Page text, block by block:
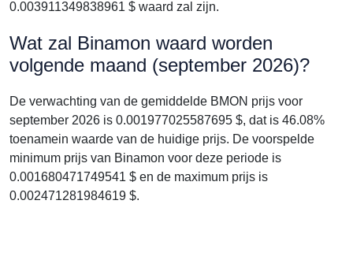
0.003911349838961 $ waard zal zijn.
Wat zal Binamon waard worden
volgende maand (september 2026)?
De verwachting van de gemiddelde BMON prijs voor
september 2026 is 0.001977025587695 $, dat is 46.08%
toenamein waarde van de huidige prijs. De voorspelde
minimum prijs van Binamon voor deze periode is
0.001680471749541 $ en de maximum prijs is
0.002471281984619 $.